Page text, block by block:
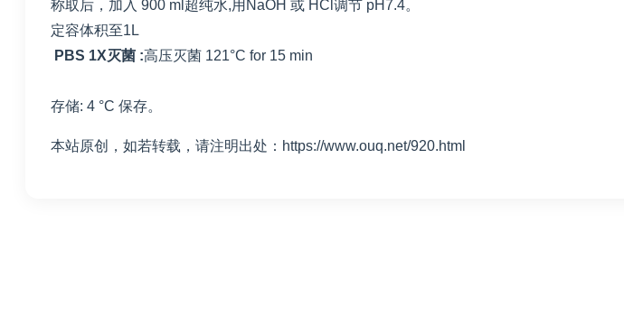
称取后，加入 900 ml超纯水,用NaOH 或 HCl调节 pH7.4。
定容体积至1L
PBS 1X灭菌 :高压灭菌 121°C for 15 min
存储: 4 °C 保存。
本站原创，如若转载，请注明出处：https://www.ouq.net/920.html